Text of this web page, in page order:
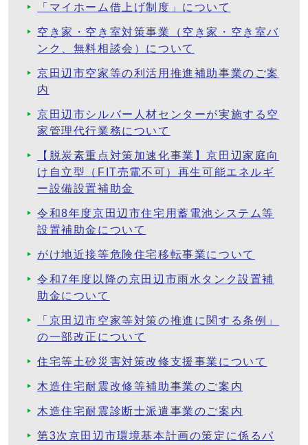
「マイホーム借上げ制度」について
空き家・空き室対策事業（空き家・空き室バ
ンク、無料相談会）について
京田辺市空家等の利活用推進補助事業のご案
内
京田辺市シルバー人材センターが実施する空
家管理代行業務について
【脱炭素重点対策加速化事業】京田辺家庭向
け自立型（FIT売電不可）再生可能エネルギ
ー設備設置補助金
令和8年度京田辺市住宅用蓄電池システム等
設置補助金について
がけ地近接等危険住宅移転事業について
令和7年度以降の京田辺市雨水タンク設置補
助金について
「京田辺市空家等対策の推進に関する条例」
の一部改正について
住宅等土砂災害対策改修支援事業について
木造住宅耐震改修等補助事業のご案内
木造住宅耐震診断士派遣事業のご案内
第3次京田辺市環境基本計画の策定に係るパ